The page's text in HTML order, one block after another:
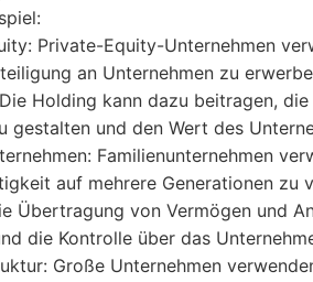
Private-Equity-Unternehmen
an Unternehmen zu
Holding kann dazu beitragen,
gestalten und den Wert des
Familienunternehmen
auf mehrere Generationen zu
Übertragung von Vermögen und
die Kontrolle über das
Große Unternehmen